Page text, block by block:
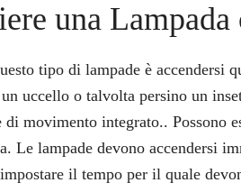
una
tipo di lampade è accendersi
uccello o talvolta persino un
movimento integrato.. Possono
Le lampade devono accendersi
il tempo per il quale